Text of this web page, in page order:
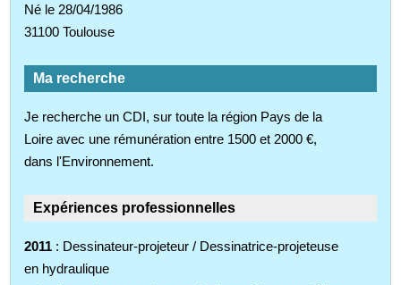
Né le 28/04/1986
31100 Toulouse
Ma recherche
Je recherche un CDI, sur toute la région Pays de la
Loire avec une rémunération entre 1500 et 2000 €,
dans l'Environnement.
Expériences professionnelles
2011 : Dessinateur-projeteur / Dessinatrice-projeteuse
en hydraulique